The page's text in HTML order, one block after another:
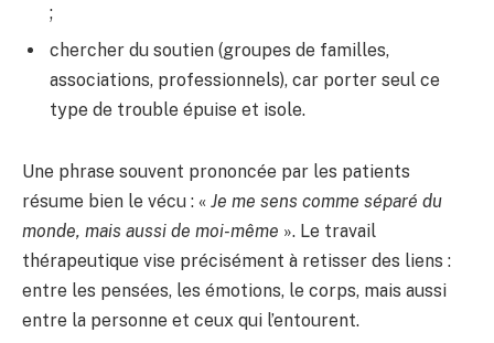
;
chercher du soutien (groupes de familles,
associations, professionnels), car porter seul ce
type de trouble épuise et isole.
Une phrase souvent prononcée par les patients
résume bien le vécu : « Je me sens comme séparé du
monde, mais aussi de moi-même ». Le travail
thérapeutique vise précisément à retisser des liens :
entre les pensées, les émotions, le corps, mais aussi
entre la personne et ceux qui l’entourent.